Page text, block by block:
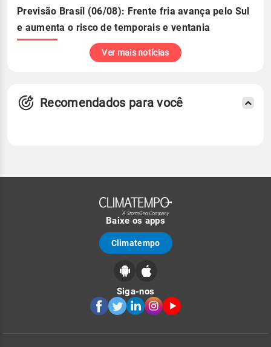
Previsão Brasil (06/08): Frente fria avança pelo Sul
e aumenta o risco de temporais e ventania
Ver mais notícias
Recomendados para você
Baixe os apps
Climatempo
Siga-nos